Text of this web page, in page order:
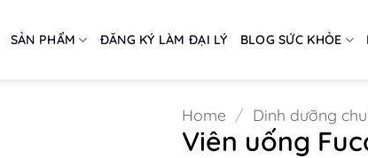
SẢN PHẨM ĐĂNG KÝ LÀM ĐẠI LÝ BLOG SỨC KHỎE
Home / Dinh dưỡng
Viên uống